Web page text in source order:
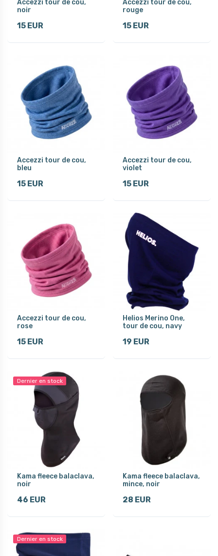
Accezzi tour de cou,
noir
15 EUR
Accezzi tour de cou,
rouge
15 EUR
Accezzi tour de cou,
bleu
15 EUR
Accezzi tour de cou,
violet
15 EUR
Accezzi tour de cou,
rose
15 EUR
Helios Merino One,
tour de cou, navy
19 EUR
Dernier en stock
Kama fleece balaclava,
noir
46 EUR
Kama fleece balaclava,
mince, noir
28 EUR
Dernier en stock